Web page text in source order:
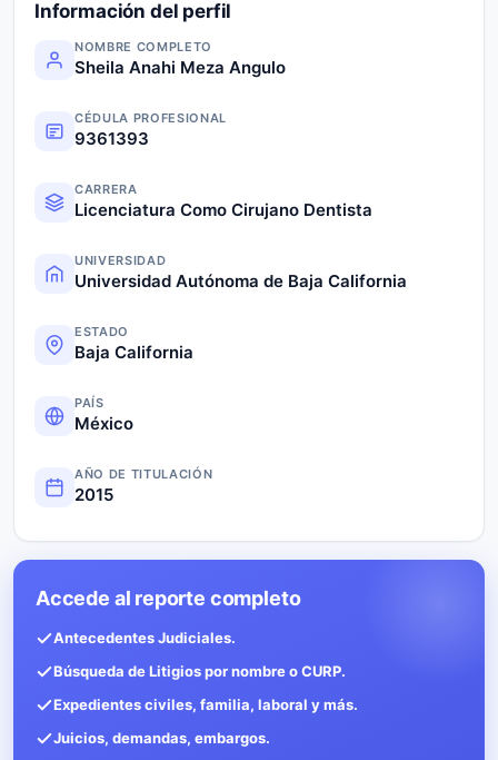
Información del perfil
NOMBRE COMPLETO
Sheila Anahi Meza Angulo
CÉDULA PROFESIONAL
9361393
CARRERA
Licenciatura Como Cirujano Dentista
UNIVERSIDAD
Universidad Autónoma de Baja California
ESTADO
Baja California
PAÍS
México
AÑO DE TITULACIÓN
2015
Accede al reporte completo
Antecedentes Judiciales.
Búsqueda de Litigios por nombre o CURP.
Expedientes civiles, familia, laboral y más.
Juicios, demandas, embargos.